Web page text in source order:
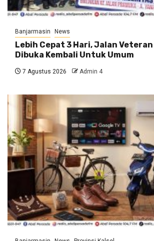
Banjarmasin News
Lebih Cepat 3 Hari, Jalan
Dibuka Kembali Untuk Umum
7 Agustus 2026 Admin 4